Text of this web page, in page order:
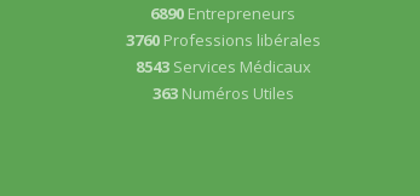
6890 Entrepreneurs
3760 Professions libérales
8543 Services Médicaux
363 Numéros Utiles